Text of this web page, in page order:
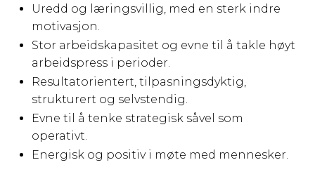
Uredd og læringsvillig, med en sterk indre
motivasjon.
Stor arbeidskapasitet og evne til å takle høyt
arbeidspress i perioder.
Resultatorientert, tilpasningsdyktig,
strukturert og selvstendig.
Evne til å tenke strategisk såvel som
operativt.
Energisk og positiv i møte med mennesker.